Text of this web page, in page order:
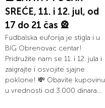
SREĆE, 11. i 12. jul, od
17 do 21 čas 🎡
Fudbalska euforija je stigla i u
BIG Obrenovac centar!
Pridružite nam se 11. i 12. jula i
zaigrajte i osvojite sjajne
poklone! 💸 Obavite kupovinu
u vrednosti od 3.000 dinara...